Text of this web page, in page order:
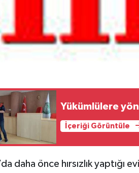
Yükümlülere
İçeriği Görüntüle
daha önce hırsızlık yaptığı